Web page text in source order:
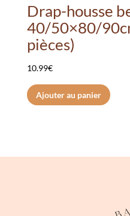
Drap-housse
40/50×80/
pièces)
10.99€
Ajouter au panier